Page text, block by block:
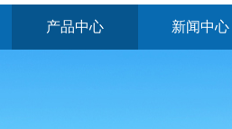
产品中心 新闻中心